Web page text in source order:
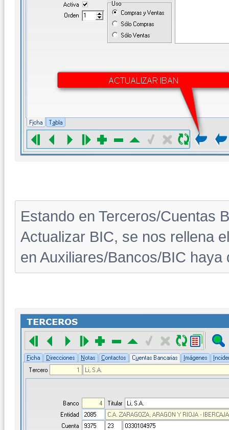
Estando en Terceros/Cuentas
Actualizar BIC, se nos rellena
en Auxiliares/Bancos/BIC haya